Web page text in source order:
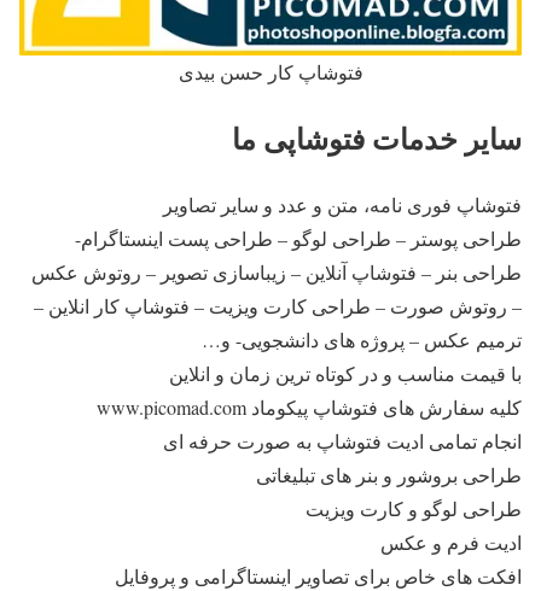
فتوشاپ کار حسن بیدی
سایر خدمات فتوشاپی ما
فتوشاپ فوری نامه، متن و عدد و سایر تصاویر
طراحی پوستر – طراحی لوگو – طراحی پست اینستاگرام-
طراحی بنر – فتوشاپ آنلاین – زیباسازی تصویر – روتوش عکس
– روتوش صورت – طراحی کارت ویزیت – فتوشاپ کار انلاین –
ترمیم عکس – پروژه های دانشجویی- و…
با قیمت مناسب و در کوتاه ترین زمان و انلاین
کلیه سفارش های فتوشاپ پیکوماد www.picomad.com
انجام تمامی ادیت فتوشاپ به صورت حرفه ای
طراحی بروشور و بنر های تبلیغاتی
طراحی لوگو و کارت ویزیت
ادیت فرم و عکس
افکت های خاص برای تصاویر اینستاگرامی و پروفایل